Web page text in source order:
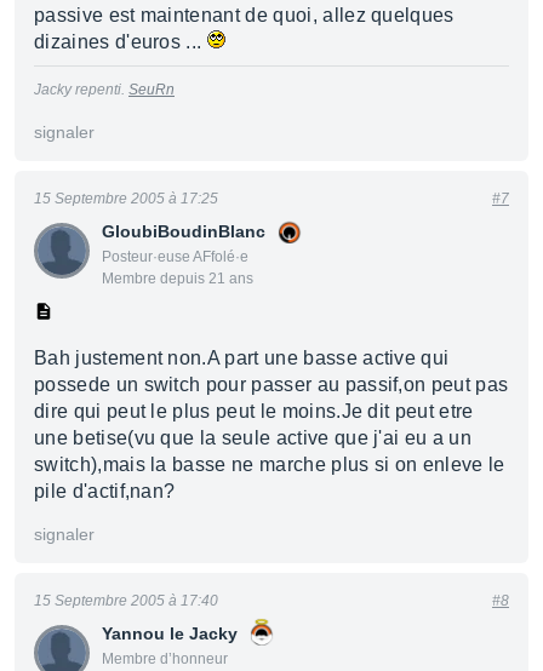
passive est maintenant de quoi, allez quelques
dizaines d'euros ...
Jacky repenti. SeuRn
signaler
GloubiBoudinBlanc
Posteur·euse AFfolé·e
Membre depuis 21 ans
15 Septembre 2005 à 17:25 #7
Bah justement non.A part une basse active qui
possede un switch pour passer au passif,on peut pas
dire qui peut le plus peut le moins.Je dit peut etre
une betise(vu que la seule active que j'ai eu a un
switch),mais la basse ne marche plus si on enleve le
pile d'actif,nan?
signaler
Yannou le Jacky
Membre d’honneur
15 Septembre 2005 à 17:40 #8